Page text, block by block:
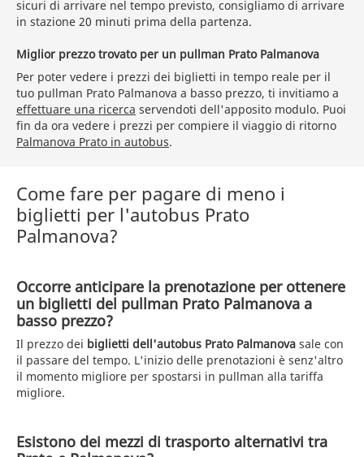
sicuri di arrivare nel tempo previsto, consigliamo di arrivare
in stazione 20 minuti prima della partenza.
Miglior prezzo trovato per un pullman Prato Palmanova
Per poter vedere i prezzi dei biglietti in tempo reale per il
tuo pullman Prato Palmanova a basso prezzo, ti invitiamo a
effettuare una ricerca servendoti dell'apposito modulo. Puoi
fin da ora vedere i prezzi per compiere il viaggio di ritorno
Palmanova Prato in autobus.
Come fare per pagare di meno i
biglietti per l'autobus Prato
Palmanova?
Occorre anticipare la prenotazione per ottenere
un biglietti del pullman Prato Palmanova a
basso prezzo?
Il prezzo dei biglietti dell'autobus Prato Palmanova sale con
il passare del tempo. L'inizio delle prenotazioni è senz'altro
il momento migliore per spostarsi in pullman alla tariffa
migliore.
Esistono dei mezzi di trasporto alternativi tra